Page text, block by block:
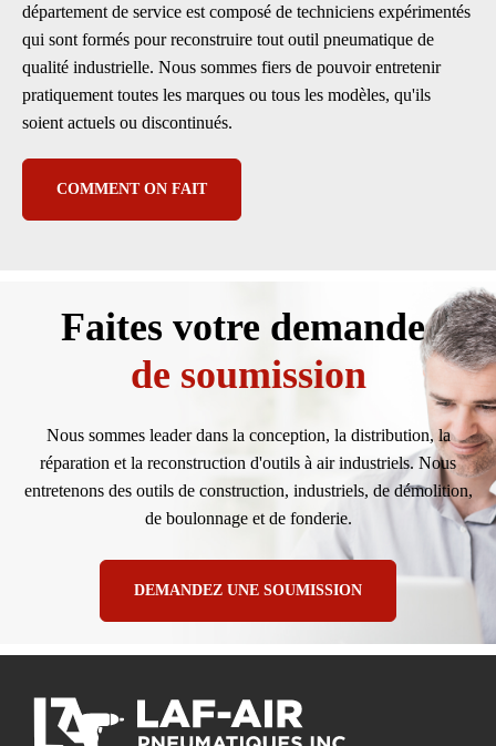
département de service est composé de techniciens expérimentés
qui sont formés pour reconstruire tout outil pneumatique de
qualité industrielle. Nous sommes fiers de pouvoir entretenir
pratiquement toutes les marques ou tous les modèles, qu'ils
soient actuels ou discontinués.
COMMENT ON FAIT
Faites votre demande
de soumission
Nous sommes leader dans la conception, la distribution, la
réparation et la reconstruction d'outils à air industriels. Nous
entretenons des outils de construction, industriels, de démolition,
de boulonnage et de fonderie.
DEMANDEZ UNE SOUMISSION